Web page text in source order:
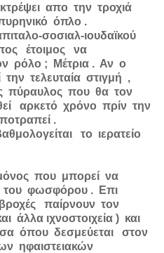
απο την τροχιά
όπλο .
σοσιαλ-ιουδαϊκού
έτοιμος να
ρόλο ; Μέτρια . Αν ο
τελευταία στιγμή ,
πύραυλος που θα τον
αρκετό χρόνο πρίν την
.
το ιερατείο
που μπορεί να
του φωσφόρου . Επι
παίρνουν τον
άλλα ιχνοστοιχεία ) και
όπου δεσμεύεται στον
ηφαιστειακών